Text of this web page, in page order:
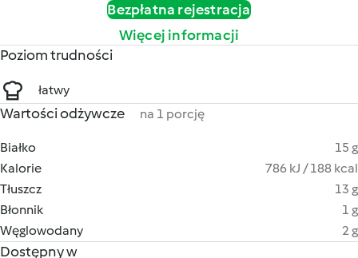
Bezpłatna rejestracja
Więcej informacji
Poziom trudności
łatwy
Wartości odżywcze na 1 porcję
Białko
15 g
Kalorie
786 kJ / 188 kcal
Tłuszcz
13 g
Błonnik
1 g
Węglowodany
2 g
Dostępny w